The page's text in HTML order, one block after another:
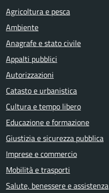
Agricoltura e pesca
Ambiente
Anagrafe e stato civile
Appalti pubblici
Autorizzazioni
Catasto e urbanistica
Cultura e tempo libero
Educazione e formazione
Giustizia e sicurezza pubblica
Imprese e commercio
Mobilità e trasporti
Salute, benessere e assistenza